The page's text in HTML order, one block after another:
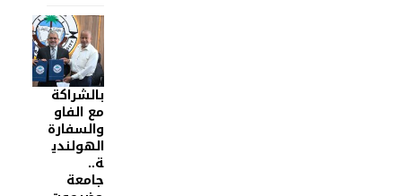
بالشراكة
مع الفاو
والسفارة
الهولندي
ة..
جامعة